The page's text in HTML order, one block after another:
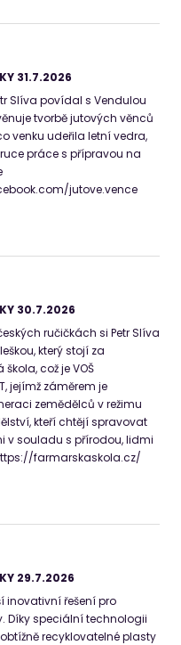
31.7.2026
Slíva povídal s Vendulou
tvorbě jutových věnců
venku udeřila letní vedra,
práce s přípravou na
jutove.vence
30.7.2026
ručičkách si Petr Slíva
který stojí za
což je VOŠ
jejímž záměrem je
zemědělců v režimu
kteří chtějí spravovat
v souladu s přírodou, lidmi
farmarskaskola.cz/
29.7.2026
inovativní řešení pro
Díky speciální technologii
recyklovatelné plasty